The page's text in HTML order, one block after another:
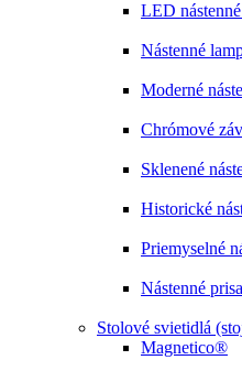
LED
Nástenné
Moderné
Chrómové
Sklenené
Historické
Priemyselné
Nástenné
Stolové svietidlá
Magnetico®